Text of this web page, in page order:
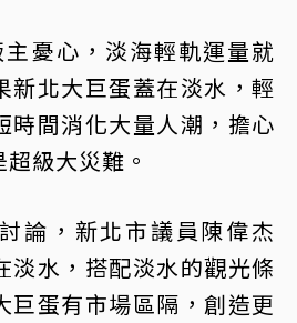
主憂心，淡海輕軌運量就
新北大巨蛋蓋在淡水，輕
時間消化大量人潮，擔心
級大災難。
論，新北市議員陳偉杰
淡水，搭配淡水的觀光條
巨蛋有市場區隔，創造更